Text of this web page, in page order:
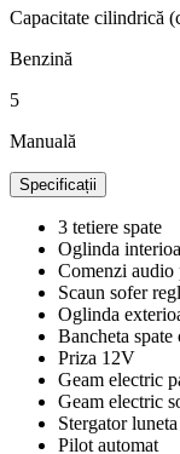
Capacitate cilindrică
Benzină
5
Manuală
Specificații
3 tetiere spate
Oglinda
Comenzi audio
Scaun sofer
Oglinda
Bancheta
Priza 12V
Geam electric
Geam electric
Stergator
Pilot automat